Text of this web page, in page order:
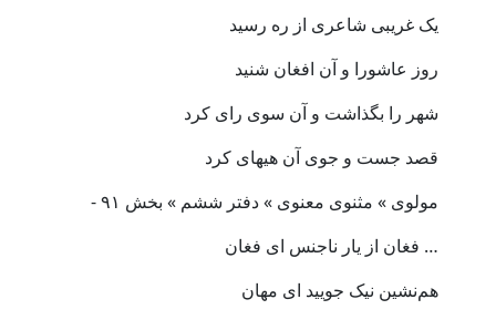
یک غریبی شاعری از ره رسید
روز عاشورا و آن افغان شنید
شهر را بگذاشت و آن سوی رای کرد
قصد جست و جوی آن هیهای کرد
مولوی » مثنوی معنوی » دفتر ششم » بخش ۹۱ -
… فغان از یار ناجنس ای فغان
هم‌نشین نیک جویید ای مهان